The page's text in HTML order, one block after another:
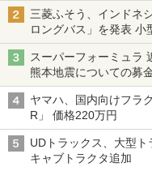
三菱ふそう、インドネ
ロングバス」を発表 小
バス
スーパーフォーミュラ
熊本地震についての募
ヤマハ、国内向けフラ
R」 価格220万円
UDトラックス、大型
キャブトラクタ追加